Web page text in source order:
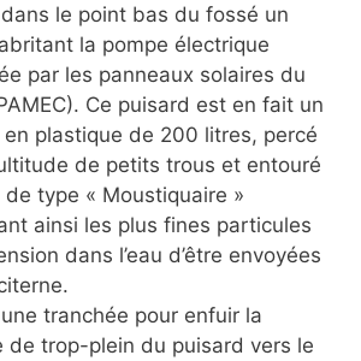
le point bas du fossé un
la pompe électrique
par les panneaux solaires du
Ce puisard est en fait un
plastique de 200 litres, percé
de petits trous et entouré
de type « Moustiquaire »
ainsi les plus fines particules
dans l’eau d’être envoyées
tranchée pour enfuir la
de trop-plein du puisard vers le